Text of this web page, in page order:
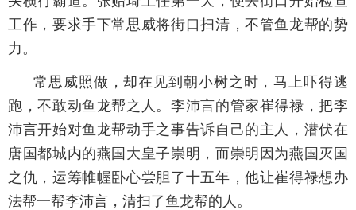
工作，要求手下常思威将街口扫清，不管鱼龙帮的势
力。
常思威照做，却在见到朝小树之时，马上吓得逃
跑，不敢动鱼龙帮之人。李沛言的管家崔得禄，把李
沛言开始对鱼龙帮动手之事告诉自己的主人，潜伏在
唐国都城内的燕国大皇子崇明，而崇明因为燕国灭国
之仇，运筹帷幄卧心尝胆了十五年，他让崔得禄想办
法帮一帮李沛言，清扫了鱼龙帮的人。